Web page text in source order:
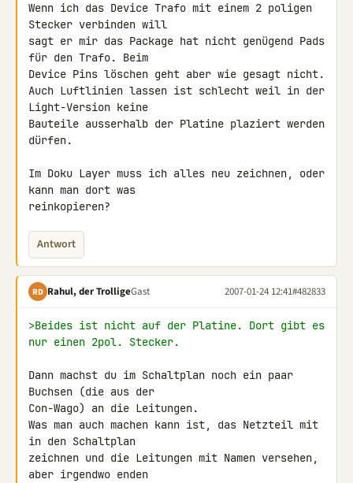
Wenn ich das Device Trafo mit einem 2 poligen
Stecker verbinden will
sagt er mir das Package hat nicht genügend Pads
für den Trafo. Beim
Device Pins löschen geht aber wie gesagt nicht.
Auch Luftlinien lassen ist schlecht weil in der
Light-Version keine
Bauteile ausserhalb der Platine plaziert werden
dürfen.
Im Doku Layer muss ich alles neu zeichnen, oder
kann man dort was
Antwort
RD Rahul, der TrolligeGast 2007-01-24 12:41#482833
>Beides ist nicht auf der Platine. Dort gibt es
nur einen 2pol. Stecker.
Dann machst du im Schaltplan noch ein paar
Buchsen (die aus der
Con-Wago) an die Leitungen.
Was man auch machen kann ist, das Netzteil mit
in den Schaltplan
zeichnen und die Leitungen mit Namen versehen,
aber irgendwo enden